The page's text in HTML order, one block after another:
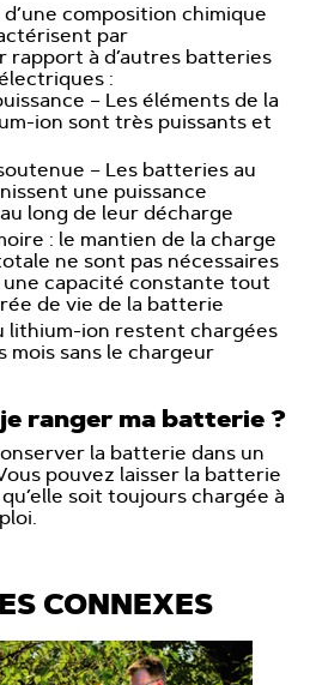
composition chimique
par
rapport à d’autres batteries
:
– Les éléments de la
ion sont très puissants et
– Les batteries au
une puissance
long de leur décharge
: le mantien de la charge
ne sont pas nécessaires
capacité constante tout
de vie de la batterie
lithium-ion restent chargées
mois sans le chargeur
ranger ma batterie ?
la batterie dans un
pouvez laisser la batterie
soit toujours chargée à
CONNEXES